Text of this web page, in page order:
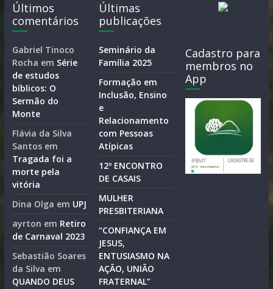
Últimos
comentários
Gabriel Tinoco
Rocha em Série
de estudos
bíblicos: O
Sermão do
Monte
Flávia da Silva
Santosem
Tragada foi a
morte pela
vitória
Dina Olga em UPJ
ayrton em Retiro
de Carnaval 2023
Sebastião Soares
da Silva em
QUANDO DEUS
Últimas
publicações
Seminário da
Família 2025
Formação em
Inclusão, Ensino
e
Relacionamento
com Pessoas
Atípicas
12º ENCONTRO
DE CASAIS
MULHER
PRESBITERIANA
“CONFIANÇA EM
JESUS,
ENTUSIASMO NA
AÇÃO, UNIÃO
FRATERNAL”
Cadastro para
membros no
App